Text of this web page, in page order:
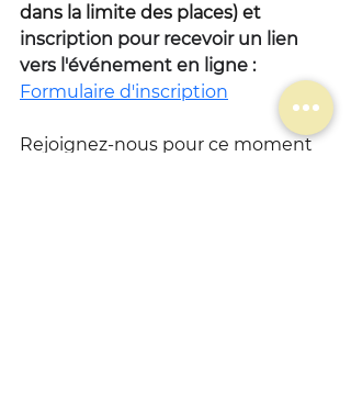
dans la limite des places) et
inscription pour recevoir un lien
vers l'événement en ligne :
Formulaire d'inscription
Rejoignez-nous pour ce moment